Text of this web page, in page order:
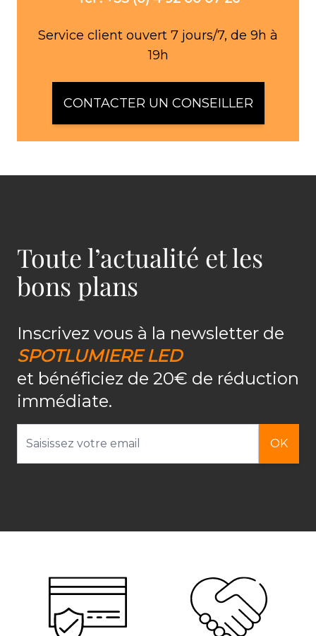
Service client ouvert 7 jours/7, de 9h à
19h
CONTACTER UN CONSEILLER
Toute l’actualité et les
bons plans
Inscrivez vous à la newsletter de
SPOTLUMIERE LED
et bénéficiez de 20€ de réduction
immédiate.
OK